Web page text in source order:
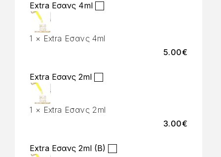
Extra Εσανς 4ml
1 × Extra Εσανς 4ml
5.00€
Extra Εσανς 2ml
1 × Extra Εσανς 2ml
3.00€
Extra Εσανς 2ml (B)